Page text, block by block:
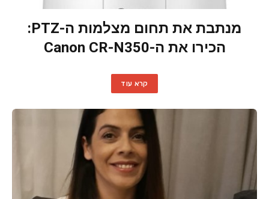
מנתבת את תחום מצלמות ה-PTZ:
הכירו את ה-Canon CR-N350
קרא עוד